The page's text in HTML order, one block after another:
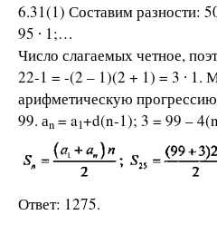
6.31(1) Составим разности:
95 ∙ 1;…
Число слагаемых четное,
22-1 = -(2 – 1)(2 + 1) = 3 ∙ 1.
арифметическую
99. аn = a1+d(n-1); 3 = 99 –
Ответ: 1275.